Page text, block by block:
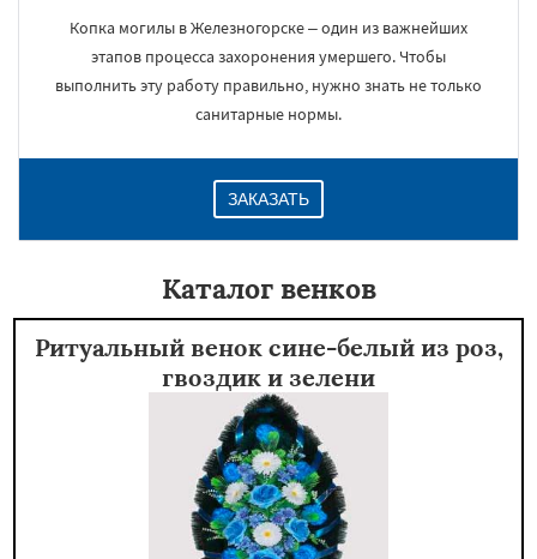
Копка могилы в Железногорске – один из важнейших
этапов процесса захоронения умершего. Чтобы
выполнить эту работу правильно, нужно знать не только
санитарные нормы.
ЗАКАЗАТЬ
Каталог венков
Ритуальный венок сине-белый из роз,
гвоздик и зелени